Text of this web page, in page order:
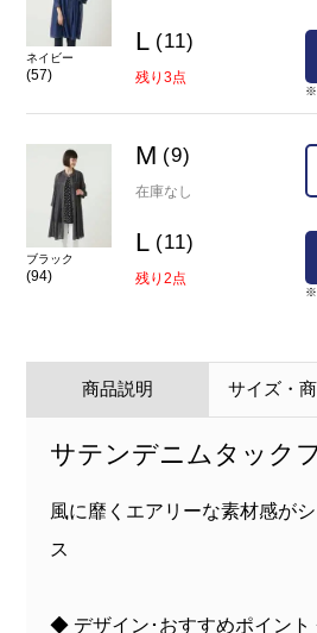
ブラック(94)
ネイビー
(57)
L (11)
残り3点
※
ブラック
(94)
M (9)
在庫なし
L (11)
残り2点
※
商品説明 サイズ・
サテンデニムタック
風に靡くエアリーな素材感が
ス
◆ デザイン･おすすめポイン